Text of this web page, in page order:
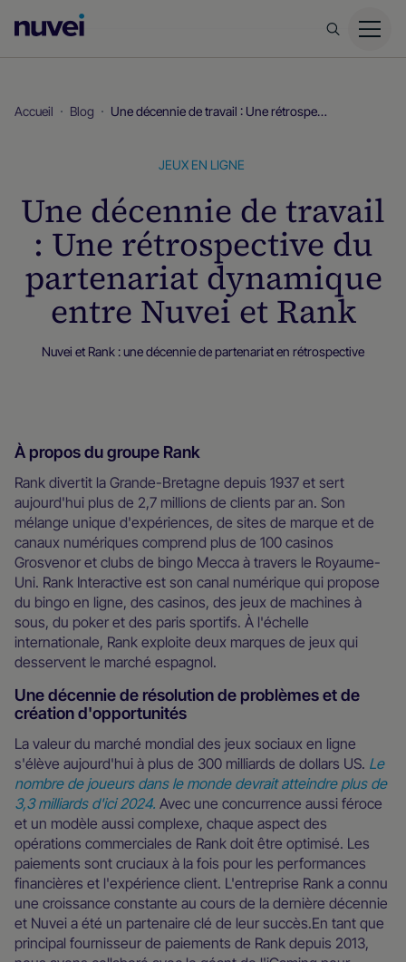
d’accueil
Accueil Blog Une décennie de travail : Une rétrospective du partenariat dynamique entre Nuvei et Rank
JEUX EN LIGNE
Une décennie de travail
: Une rétrospective du
partenariat dynamique
entre Nuvei et Rank
Nuvei et Rank : une décennie de partenariat en rétrospective
À propos du groupe Rank
Rank divertit la Grande-Bretagne depuis 1937 et sert
aujourd'hui plus de 2,7 millions de clients par an. Son
mélange unique d'expériences, de sites de marque et de
canaux numériques comprend plus de 100 casinos
Grosvenor et clubs de bingo Mecca à travers le Royaume-
Uni. Rank Interactive est son canal numérique qui propose
du bingo en ligne, des casinos, des jeux de machines à
sous, du poker et des paris sportifs. À l'échelle
internationale, Rank exploite deux marques de jeux qui
desservent le marché espagnol.
Une décennie de résolution de problèmes et de
création d'opportunités
La valeur du marché mondial des jeux sociaux en ligne
s'élève aujourd'hui à plus de 300 milliards de dollars US. Le
nombre de joueurs dans le monde devrait atteindre plus de
3,3 milliards d'ici 2024. Avec une concurrence aussi féroce
et un modèle aussi complexe, chaque aspect des
opérations commerciales de Rank doit être optimisé. Les
paiements sont cruciaux à la fois pour les performances
financières et l'expérience client. L'entreprise Rank a connu
une croissance constante au cours de la dernière décennie
et Nuvei a été un partenaire clé de leur succès.En tant que
principal fournisseur de paiements de Rank depuis 2013,